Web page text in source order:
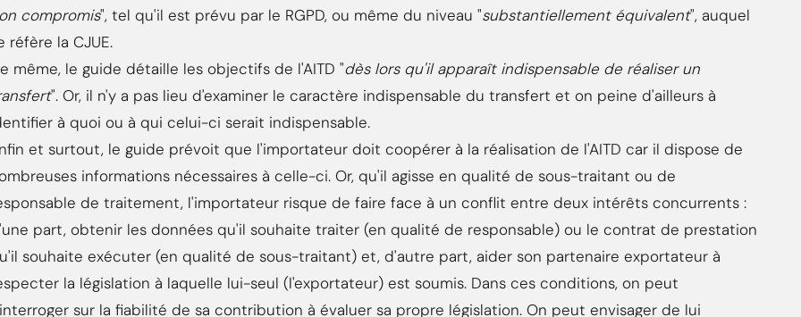
compromis", tel qu'il est prévu par le RGPD, ou même du niveau "substantiellement équivalent", auquel
réfère la CJUE.
même, le guide détaille les objectifs de l'AITD "dès lors qu'il apparaît indispensable de réaliser un
". Or, il n'y a pas lieu d'examiner le caractère indispensable du transfert et on peine d'ailleurs à
à quoi ou à qui celui-ci serait indispensable.
et surtout, le guide prévoit que l'importateur doit coopérer à la réalisation de l'AITD car il dispose de
informations nécessaires à celle-ci. Or, qu'il agisse en qualité de sous-traitant ou de
de traitement, l'importateur risque de faire face à un conflit entre deux intérêts concurrents :
part, obtenir les données qu'il souhaite traiter (en qualité de responsable) ou le contrat de prestation
souhaite exécuter (en qualité de sous-traitant) et, d'autre part, aider son partenaire exportateur à
la législation à laquelle lui-seul (l'exportateur) est soumis. Dans ces conditions, on peut
sur la fiabilité de sa contribution à évaluer sa propre législation. On peut envisager de lui